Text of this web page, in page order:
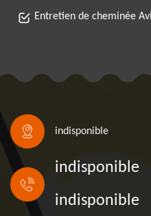
Entretien de cheminée
indisponible
indisponible
indisponible